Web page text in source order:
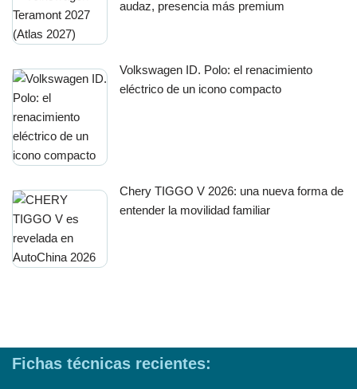
audaz, presencia más premium
Volkswagen ID. Polo: el renacimiento
eléctrico de un icono compacto
Chery TIGGO V 2026: una nueva forma de
entender la movilidad familiar
Fichas técnicas recientes: